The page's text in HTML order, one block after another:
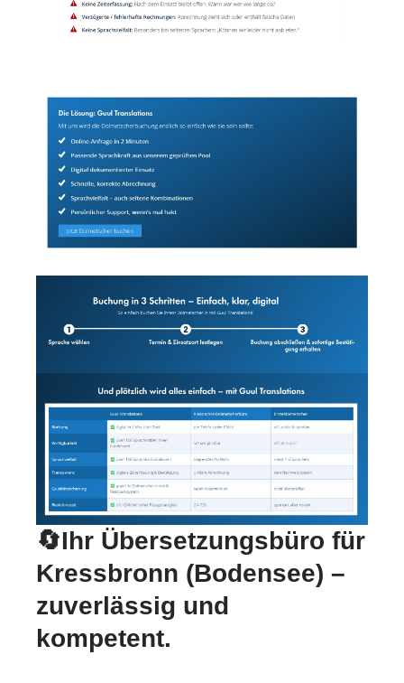
🔄Ihr Übersetzungsbüro für
Kressbronn (Bodensee) –
zuverlässig und
kompetent.